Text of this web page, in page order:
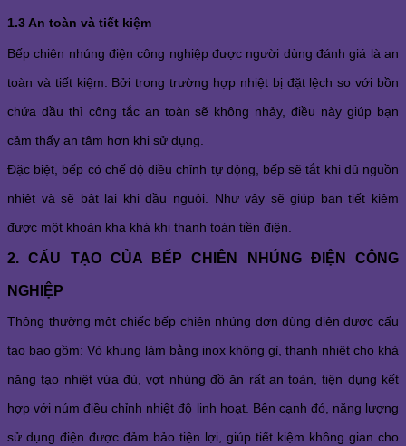
1.3 An toàn và tiết kiệm
Bếp chiên nhúng điện công nghiệp được người dùng đánh giá là an
toàn và tiết kiệm. Bởi trong trường hợp nhiệt bị đặt lệch so với bồn
chứa dầu thì công tắc an toàn sẽ không nhảy, điều này giúp bạn
cảm thấy an tâm hơn khi sử dụng.
Đặc biệt, bếp có chế độ điều chỉnh tự động, bếp sẽ tắt khi đủ nguồn
nhiệt và sẽ bật lại khi dầu nguội. Như vậy sẽ giúp bạn tiết kiệm
được một khoản kha khá khi thanh toán tiền điện.
2. CẤU TẠO CỦA BẾP CHIÊN NHÚNG ĐIỆN CÔNG
NGHIỆP
Thông thường một chiếc bếp chiên nhúng đơn dùng điện được cấu
tạo bao gồm: Vỏ khung làm bằng inox không gỉ, thanh nhiệt cho khả
năng tạo nhiệt vừa đủ, vợt nhúng đồ ăn rất an toàn, tiện dụng kết
hợp với núm điều chỉnh nhiệt độ linh hoạt. Bên cạnh đó, năng lượng
sử dụng điện được đảm bảo tiện lợi, giúp tiết kiệm không gian cho